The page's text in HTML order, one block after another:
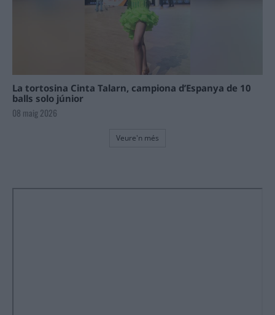
La tortosina Cinta Talarn, campiona d’Espanya de 10
balls solo júnior
08 maig 2026
Veure'n més